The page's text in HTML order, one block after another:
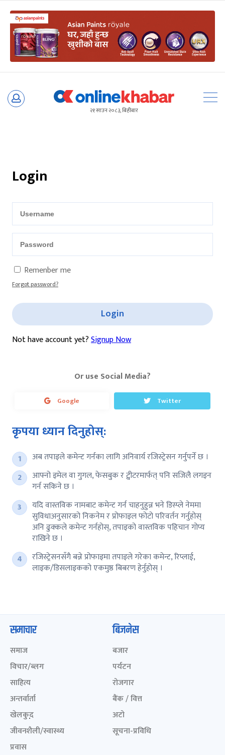
Skip
२१ साउन २०८३, बिहीबार
Login
Remenber me
Forgot password?
Login
Not have account yet?Signup Now
Or use Social Media?
Google Twitter
कृपया ध्यान दिनुहोस्:
अब तपाइले कमेन्ट गर्नका लागि अनिवार्य रजिस्ट्रेसन गर्नुपर्ने छ ।
आफ्नो इमेल वा गुगल, फेसबुक र ट्वीटरमार्फत् पनि सजिलै लगइन
गर्न सकिने छ ।
यदि वास्तविक नामबाट कमेन्ट गर्न चाहनुहुन्न भने डिस्प्ले नेममा
सुविधाअनुसारको निकनेम र प्रोफाइल फोटो परिवर्तन गर्नुहोस्
अनि ढुक्कले कमेन्ट गर्नहोस्, तपाइको वास्तविक पहिचान गोप्य
राखिने छ ।
रजिस्ट्रेसनसँगै बन्ने प्रोफाइमा तपाइले गरेका कमेन्ट, रिप्लाई,
लाइक/डिसलाइकको एकमुष्ठ बिबरण हेर्नुहोस् ।
समाचार
समाज
विचार/ब्लग
साहित्य
अन्तर्वार्ता
खेलकुद़़
जीवनशैली/स्वास्थ्य
प्रवास
बिजनेस
बजार
पर्यटन
रोजगार
बैंक / वित्त
अटो
सूचना-प्रविधि